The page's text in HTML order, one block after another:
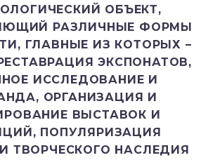
ОБЪЕКТ,
РАЗЛИЧНЫЕ ФОРМЫ
ГЛАВНЫЕ ИЗ КОТОРЫХ –
ЭКСПОНАТОВ,
ИССЛЕДОВАНИЕ И
ОРГАНИЗАЦИЯ И
ВЫСТАВОК И
ПОПУЛЯРИЗАЦИЯ
ТВОРЧЕСКОГО НАСЛЕДИЯ